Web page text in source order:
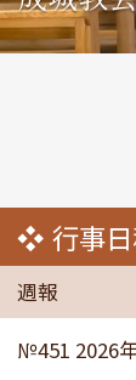
行事
週報
№451 2026